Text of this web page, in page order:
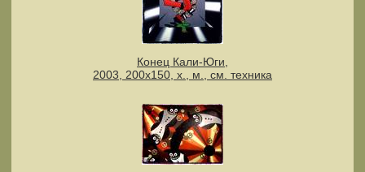
Конец Кали-Юги,
2003, 200х150, х., м., см. техника